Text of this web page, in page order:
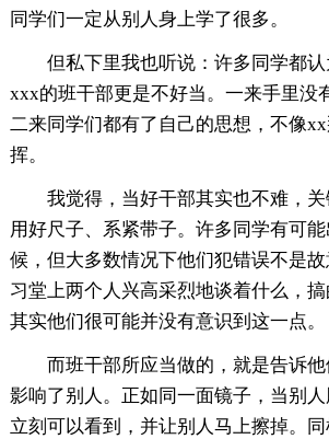
同学们一定从别人身上学了很多。
但私下里我也听说：许多同学都认
xxx的班干部更是不好当。一来手里没
二来同学们都有了自己的思想，不像
挥。
我觉得，当好干部其实也不难，关
用好尺子、系紧带子。许多同学有可
候，但大多数情况下他们犯错误不是
习堂上两个人兴高采烈地谈着什么，搞
其实他们很可能并没有意识到这一点。
而班干部所应当做的，就是告诉
影响了别人。正如同一面镜子，当别
立刻可以看到，并让别人马上擦掉。